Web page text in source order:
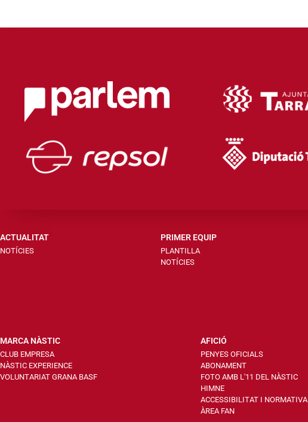
ACTUALITAT
NOTÍCIES
PRIMER EQUIP
PLANTILLA
NOTÍCIES
MARCA NÀSTIC
CLUB EMPRESA
NÀSTIC EXPERIENCE
VOLUNTARIAT GRANA BASF
AFICIÓ
PENYES OFICIALS
ABONAMENT
FOTO AMB L'11 DEL NÀSTIC
HIMNE
ACCESSIBILITAT I NORMATIVA
ÀREA FAN